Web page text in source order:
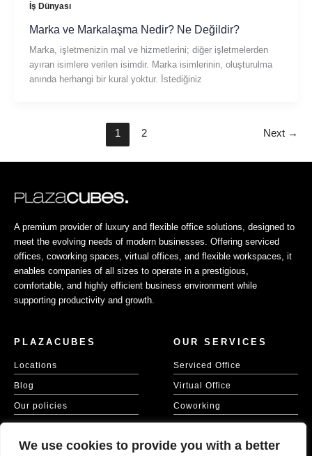
We use cookies to provide you with a better
İş Dünyası
Marka ve Markalaşma Nedir? Ne Değildir?
Marka, işletmenizin mal ve hizmetlerini; diğer işletmelerden
ayıran isimlere verilen isimdir. Marka isimlerinin, oluşturulma
anında herhangi bir kural yoktur. İstediğiniz
1 2 Next →
A premium provider of luxury and flexible office solutions, designed to
meet the evolving needs of modern businesses. Offering serviced
offices, coworking spaces, virtual offices, and flexible workspaces, it
enables companies of all sizes to operate in a prestigious,
comfortable, and highly efficient business environment while
supporting productivity and growth.
PLAZACUBES
Locations
Blog
Our policies
KVKK
OUR SERVICES
Serviced Office
Virtual Office
Coworking